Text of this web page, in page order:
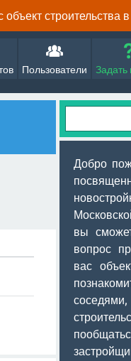
строительства
Пользователи Задать
Добро
вы
вопрос
вас